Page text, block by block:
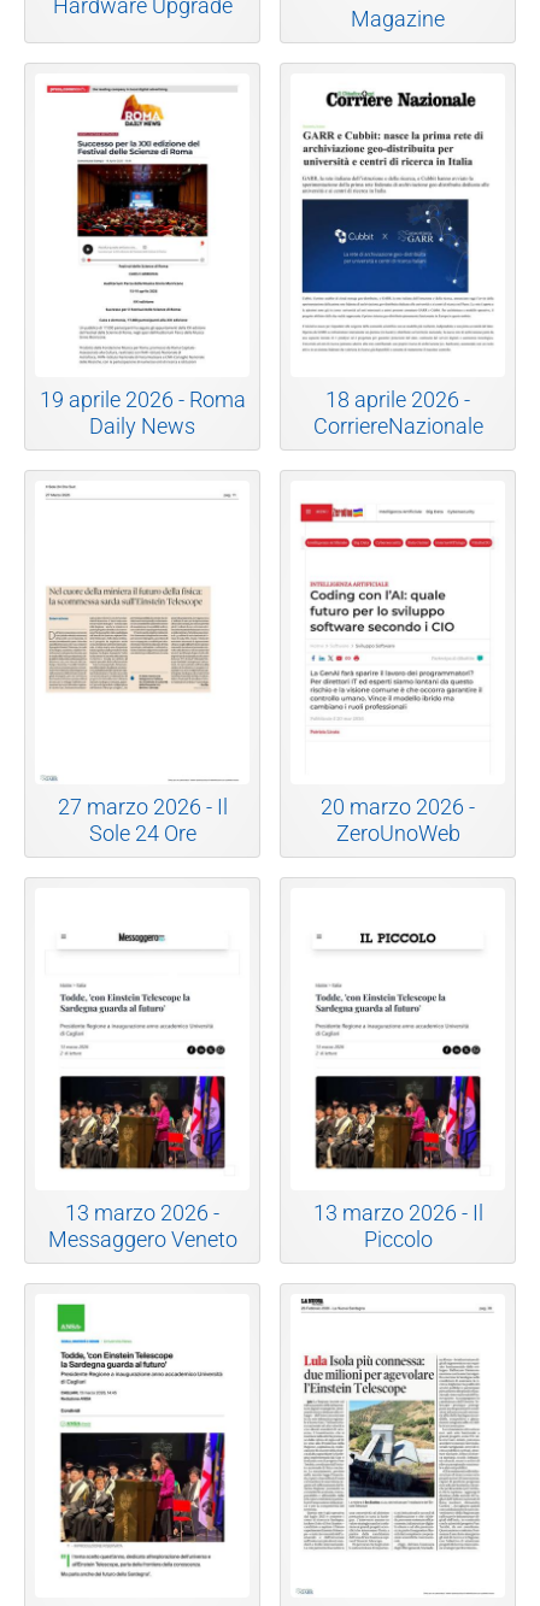
Hardware Upgrade
Magazine
19 aprile 2026 - Roma
Daily News
18 aprile 2026 -
CorriereNazionale
27 marzo 2026 - Il
Sole 24 Ore
20 marzo 2026 -
ZeroUnoWeb
13 marzo 2026 -
Messaggero Veneto
13 marzo 2026 - Il
Piccolo